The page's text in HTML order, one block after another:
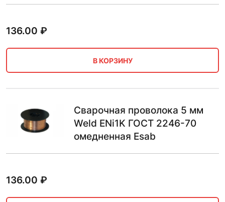
136.00 ₽
В КОРЗИНУ
Сварочная проволока 5 мм
Weld ENi1K ГОСТ 2246-70
омедненная Esab
136.00 ₽